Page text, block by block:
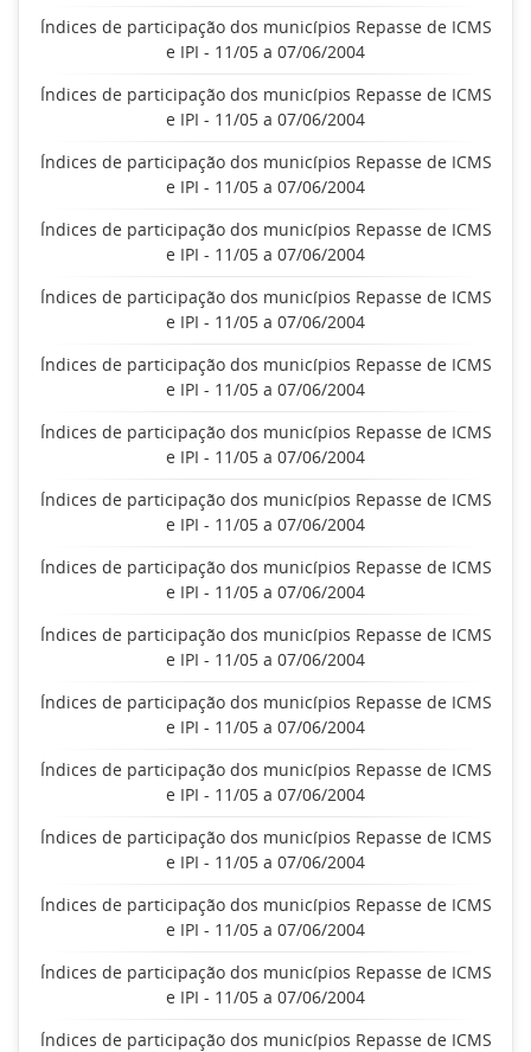
Índices de participação dos municípios Repasse de ICMS
e IPI - 11/05 a 07/06/2004
Índices de participação dos municípios Repasse de ICMS
e IPI - 11/05 a 07/06/2004
Índices de participação dos municípios Repasse de ICMS
e IPI - 11/05 a 07/06/2004
Índices de participação dos municípios Repasse de ICMS
e IPI - 11/05 a 07/06/2004
Índices de participação dos municípios Repasse de ICMS
e IPI - 11/05 a 07/06/2004
Índices de participação dos municípios Repasse de ICMS
e IPI - 11/05 a 07/06/2004
Índices de participação dos municípios Repasse de ICMS
e IPI - 11/05 a 07/06/2004
Índices de participação dos municípios Repasse de ICMS
e IPI - 11/05 a 07/06/2004
Índices de participação dos municípios Repasse de ICMS
e IPI - 11/05 a 07/06/2004
Índices de participação dos municípios Repasse de ICMS
e IPI - 11/05 a 07/06/2004
Índices de participação dos municípios Repasse de ICMS
e IPI - 11/05 a 07/06/2004
Índices de participação dos municípios Repasse de ICMS
e IPI - 11/05 a 07/06/2004
Índices de participação dos municípios Repasse de ICMS
e IPI - 11/05 a 07/06/2004
Índices de participação dos municípios Repasse de ICMS
e IPI - 11/05 a 07/06/2004
Índices de participação dos municípios Repasse de ICMS
e IPI - 11/05 a 07/06/2004
Índices de participação dos municípios Repasse de ICMS